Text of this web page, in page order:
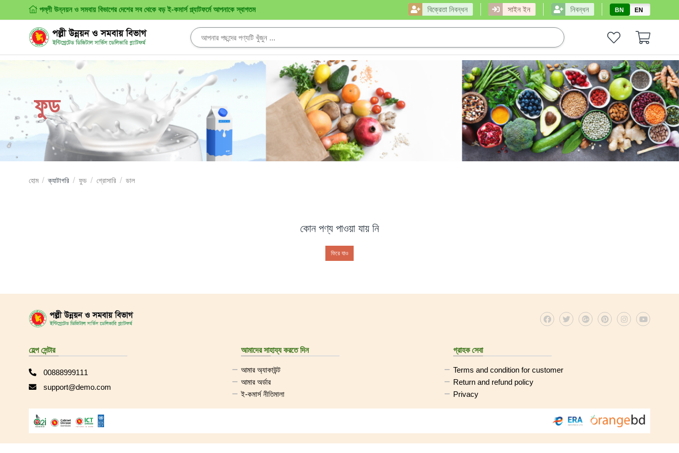
পল্লী উন্নয়ন ও সমবায় বিভাগের দেশের সব থেকে বড় ই-কমার্স প্ল্যাটফর্মে আপনাকে স্বাগতম বিক্রেতা নিবন্ধন সাইন ইন নিবন্ধন BN EN
ফুড
হোম ক্যাটাগরি ফুড গ্রোসারি ডাল
কোন পণ্য পাওয়া যায় নি
ফিরে যাও
হেল্প সেন্টার
00888999111
support@demo.com
আমাদের সাহায্য করতে দিন
আমার অ্যাকাউন্ট
আমার অর্ডার
ই-কমার্স নীতিমালা
গ্রাহক সেবা
Terms and condition for customer
Return and refund policy
Privacy